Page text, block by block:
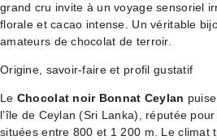
grand cru invite à un voyage sensoriel
florale et cacao intense. Un véritable
amateurs de chocolat de terroir.
Origine, savoir-faire et profil gustatif
Le Chocolat noir Bonnat Ceylan
l’île de Ceylan (Sri Lanka), réputée
situées entre 800 et 1 200 m. Le climat